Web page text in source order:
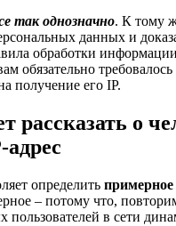
так однозначно. К тому
данных и
обработки
обязательно требовалось
получение его IP.
рассказать о
определить примерное
– потому что,
пользователей в сети